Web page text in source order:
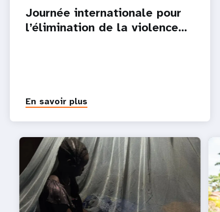
Journée internationale pour
l’élimination de la violence…
En savoir plus